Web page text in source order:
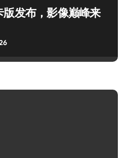
发布，影像巅峰来